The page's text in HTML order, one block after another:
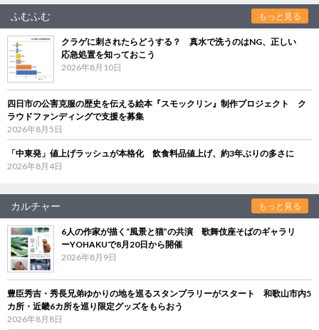
ふむふむ もっと見る
クラゲに刺されたらどうする？ 真水で洗うのはNG、正しい
応急処置を知っておこう
2026年8月10日
四日市の公害克服の歴史を伝える絵本『スモックリン』制作プロジェクト ク
ラウドファンディングで支援を募集
2026年8月5日
「中東発」値上げラッシュが本格化 飲食料品値上げ、約3年ぶりの多さに
2026年8月4日
カルチャー もっと見る
6人の作家が描く“風景と猫”の共演 歌舞伎座そばのギャラリ
ーYOHAKUで8月20日から開催
2026年8月9日
豊臣秀吉・秀長兄弟ゆかりの地を巡るスタンプラリーがスタート 和歌山市内5
カ所・近畿6カ所を巡り限定グッズをもらおう
2026年8月8日